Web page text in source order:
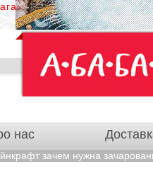
нас
зачем нужна